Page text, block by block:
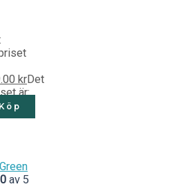
krDet
är:
Köp
av 5